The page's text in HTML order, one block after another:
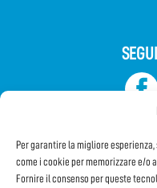
Per garantire la migliore
come i cookie per memorizzare e/o
Fornire il consenso per queste